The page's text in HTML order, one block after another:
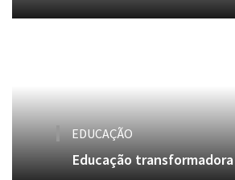
EDUCAÇÃO
Educação transformadora